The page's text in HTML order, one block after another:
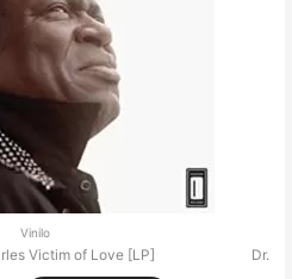
Vinilo
Victim of Love [LP] Dr.